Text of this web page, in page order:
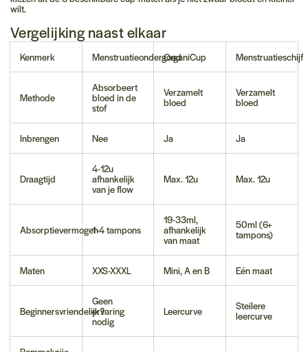
wilt.
Vergelijking naast elkaar
Kenmerk MenstruatieondergoedOrganiCup Menstruatieschijf
Methode
Absorbeert
bloed in de
stof
Verzamelt
bloed
Verzamelt
bloed
Inbrengen Nee Ja Ja
Draagtijd
4-12u
afhankelijk
van je flow
Max. 12u Max. 12u
Absorptievermogen1-4 tampons
19-33ml,
afhankelijk
van maat
50ml (6+
tampons)
Maten XXS-XXXL Mini, A en B Eén maat
Beginnersvriendelijk?
Geen
ervaring
nodig
Leercurve Steilere
leercurve